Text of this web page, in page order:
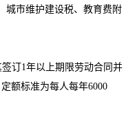
城市维护建设税、教育费附
订1年以上期限劳动合同并
额标准为每人每年6000